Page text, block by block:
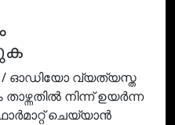
/ ഓഡിയോ വ്യത്യസ്ത
നിന്ന് ഉയർന്ന
ചെയ്യാൻ